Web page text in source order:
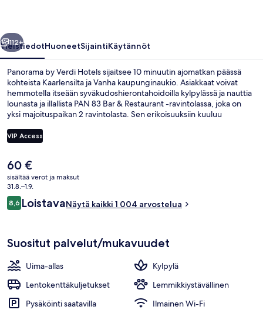
Seuraava
112+
YleistiedotHuoneetSijaintiKäytännöt
Panorama by Verdi Hotels sijaitsee 10 minuutin ajomatkan päässä
kohteista Kaarlensilta ja Vanha kaupunginaukio. Asiakkaat voivat
hemmotella itseään syväkudoshierontahoidoilla kylpylässä ja nauttia
lounasta ja illallista PAN 83 Bar & Restaurant -ravintolassa, joka on
yksi majoituspaikan 2 ravintolasta. Sen erikoisuuksiin kuuluu
palveluihin kuuluu sisäuima-allas, baari/aulabaari ja kuntoklubi.
Asiakkaat pitävät majoituspaikasta erityisesti siksi, että se sijaitsee
minuutin ja Kotorskán asema 10 minuutin kävelymatkan päässä.
VIP Access
Nykyinen
hinta
on
60 €
60 €
sisältää verot ja maksut
31.8.–1.9.
Arvostelut
8,68,6 kautta 10.
LoistavaNäytä kaikki 1 004 arvostelua
Suositut palvelut/mukavuudet
Uima-allas
Kylpylä
Lentokenttäkuljetukset
Lemmikkiystävällinen
Pysäköinti saatavilla
Ilmainen Wi-Fi